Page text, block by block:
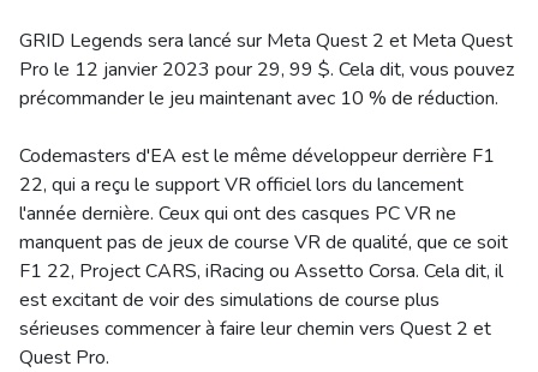
GRID Legends sera lancé sur Meta Quest 2 et Meta Quest
Pro le 12 janvier 2023 pour 29, 99 $. Cela dit, vous pouvez
précommander le jeu maintenant avec 10 % de réduction.
Codemasters d'EA est le même développeur derrière F1
22, qui a reçu le support VR officiel lors du lancement
l'année dernière. Ceux qui ont des casques PC VR ne
manquent pas de jeux de course VR de qualité, que ce soit
F1 22, Project CARS, iRacing ou Assetto Corsa. Cela dit, il
est excitant de voir des simulations de course plus
sérieuses commencer à faire leur chemin vers Quest 2 et
Quest Pro.